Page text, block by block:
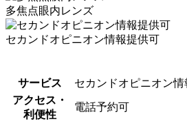
多焦点眼内レンズ
セカンドオピニオン情報提供可
サービス
セカンドオピニオン
アクセス・
利便性
電話予約可